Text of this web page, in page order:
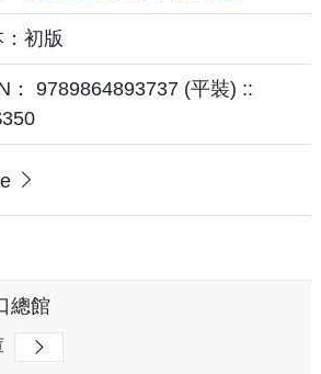
初版
： 9789864893737 (平裝) ::
總館